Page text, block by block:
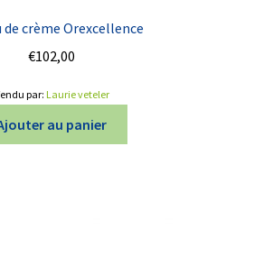
de crème Orexcellence
€102,00
par: Laurie veteler
au panier